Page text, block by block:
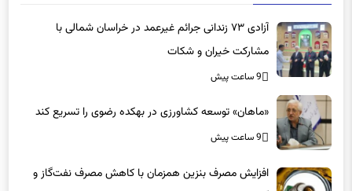
آزادی ۷۳ زندانی جرائم غیرعمد در خراسان شمالی با
مشارکت خیران و شکات
9 ساعت پیش
«ماهان» توسعه کشاورزی در بهکده رضوی را تسریع کند
9 ساعت پیش
افزایش مصرف بنزین همزمان با کاهش مصرف نفت‌گاز و